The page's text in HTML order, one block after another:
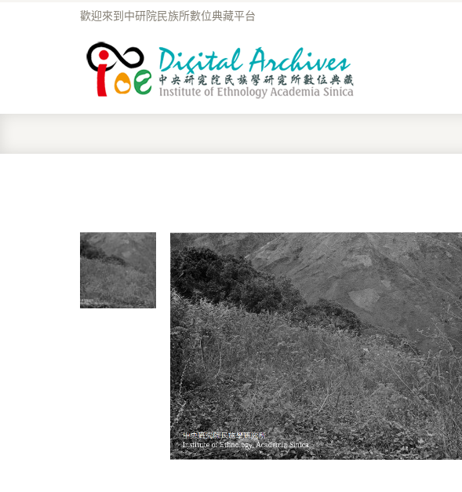
歡迎來到中研院民族所數位典藏平台